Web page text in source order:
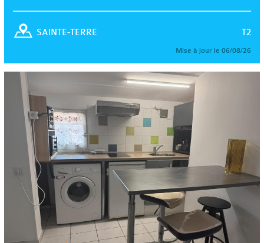
T2
SAINTE-TERRE
Mise à jour le 06/08/26